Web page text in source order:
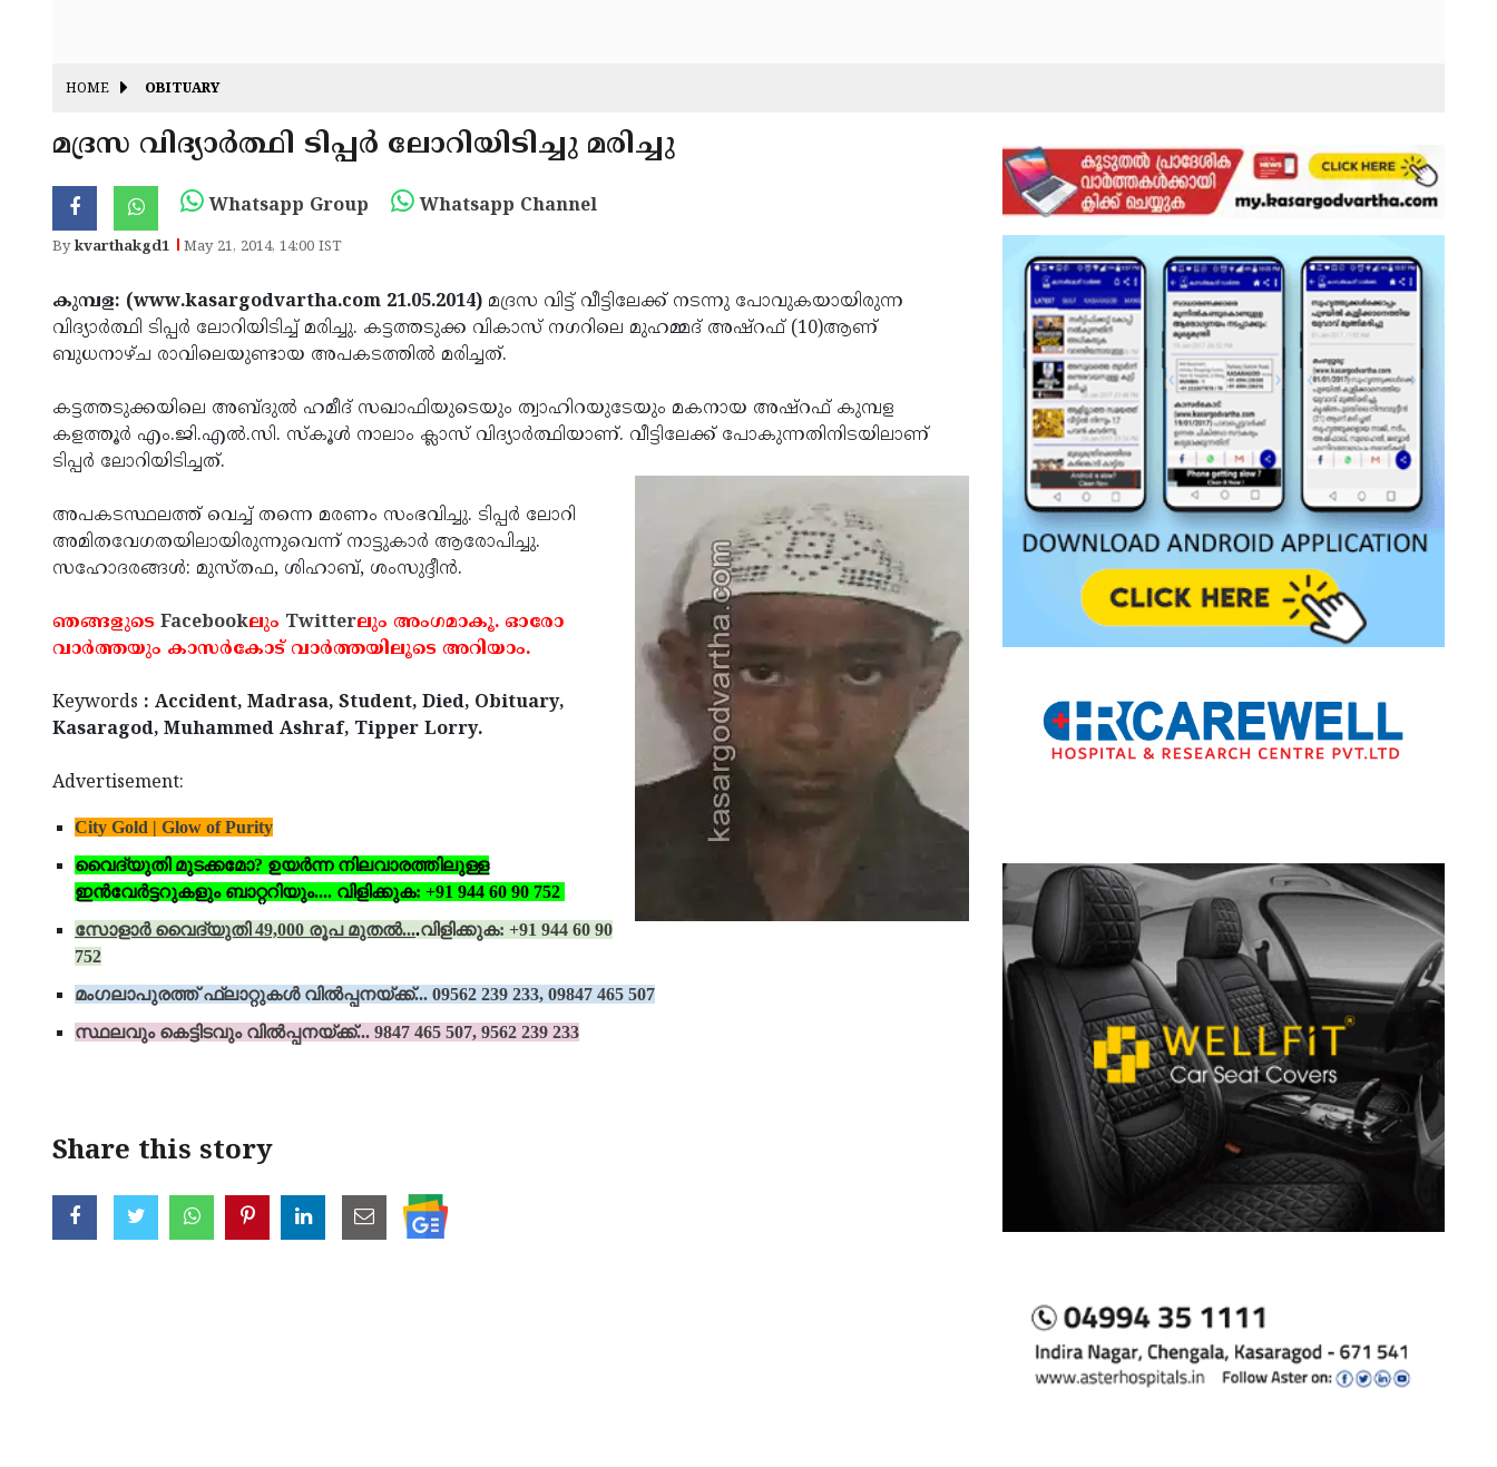
HOME OBITUARY
മദ്രസ വിദ്യാര്‍ത്ഥി ടിപ്പര്‍ ലോറിയിടിച്ചു മരിച്ചു
Whatsapp Group Whatsapp Channel
Bykvarthakgd1 May 21, 2014, 14:00 IST
കുമ്പള: (www.kasargodvartha.com 21.05.2014) മദ്രസ വിട്ട് വീട്ടിലേക്ക് നടന്നു പോവുകയായിരുന്ന
വിദ്യാര്‍ത്ഥി ടിപ്പര്‍ ലോറിയിടിച്ച് മരിച്ചു. കട്ടത്തടുക്ക വികാസ് നഗറിലെ മുഹമ്മദ് അഷ്‌റഫ് (10)ആണ്
ബുധനാഴ്ച രാവിലെയുണ്ടായ അപകടത്തില്‍ മരിച്ചത്.
കട്ടത്തടുക്കയിലെ അബ്ദുല്‍ ഹമീദ് സഖാഫിയുടെയും ത്വാഹിറയുടേയും മകനായ അഷ്‌റഫ് കുമ്പള
കളത്തൂര്‍ എം.ജി.എല്‍.സി. സ്‌കൂള്‍ നാലാം ക്ലാസ് വിദ്യാര്‍ത്ഥിയാണ്. വീട്ടിലേക്ക് പോകുന്നതിനിടയിലാണ്
ടിപ്പര്‍ ലോറിയിടിച്ചത്.
അപകടസ്ഥലത്ത് വെച്ച് തന്നെ മരണം സംഭവിച്ചു. ടിപ്പര്‍ ലോറി
അമിതവേഗതയിലായിരുന്നുവെന്ന് നാട്ടുകാര്‍ ആരോപിച്ചു.
സഹോദരങ്ങള്‍: മുസ്തഫ, ശിഹാബ്, ശംസുദ്ദീന്‍.
ഞങ്ങളുടെ Facebookലും Twitterലും അംഗമാകൂ. ഓരോ
വാര്‍ത്തയും കാസര്‍കോട് വാര്‍ത്തയിലൂടെ അറിയാം.
Keywords : Accident, Madrasa, Student, Died, Obituary,
Kasaragod, Muhammed Ashraf, Tipper Lorry.
Advertisement:
City Gold | Glow of Purity
വൈദ്യുതി മുടക്കമോ? ഉയര്‍ന്ന നിലവാരത്തിലുള്ള
ഇന്‍വേര്‍ട്ടറുകളും ബാറ്ററിയും.... വിളിക്കുക: +91 944 60 90 752
സോളാര്‍ വൈദ്യുതി 49,000 രൂപ മുതല്‍....വിളിക്കുക: +91 944 60 90
752
മംഗലാപുരത്ത് ഫ്‌ലാറ്റുകള്‍ വില്‍പ്പനയ്ക്ക്‌... 09562 239 233, 09847 465 507
സ്ഥലവും കെട്ടിടവും വില്‍പ്പനയ്ക്ക്‌... 9847 465 507, 9562 239 233
Share this story